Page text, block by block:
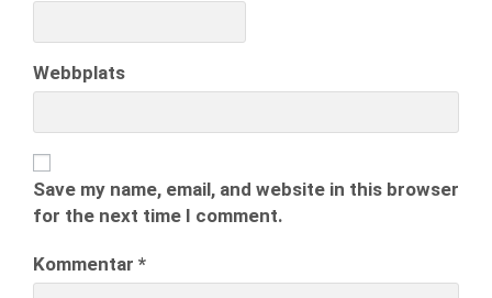
Webbplats
Save my name, email, and website in this browser
for the next time I comment.
Kommentar *